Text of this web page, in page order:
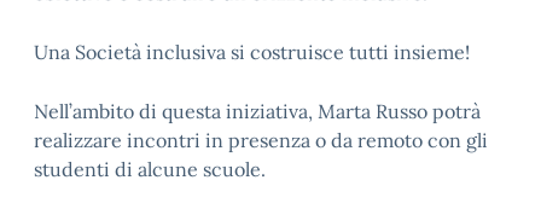
Una Società inclusiva si costruisce tutti insieme!
Nell’ambito di questa iniziativa, Marta Russo potrà
realizzare incontri in presenza o da remoto con gli
studenti di alcune scuole.